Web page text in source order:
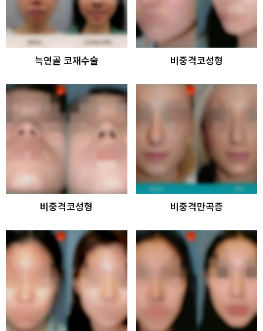
늑연골 코재수술 비중격코성형
비중격코성형 비중격만곡증